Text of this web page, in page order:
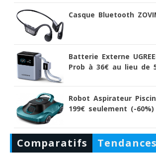
Casque Bluetooth
Batterie Externe
Prob à 36€ au lieu de
Robot Aspirateur
199€ seulement (-60%)
Comparatifs Tendances